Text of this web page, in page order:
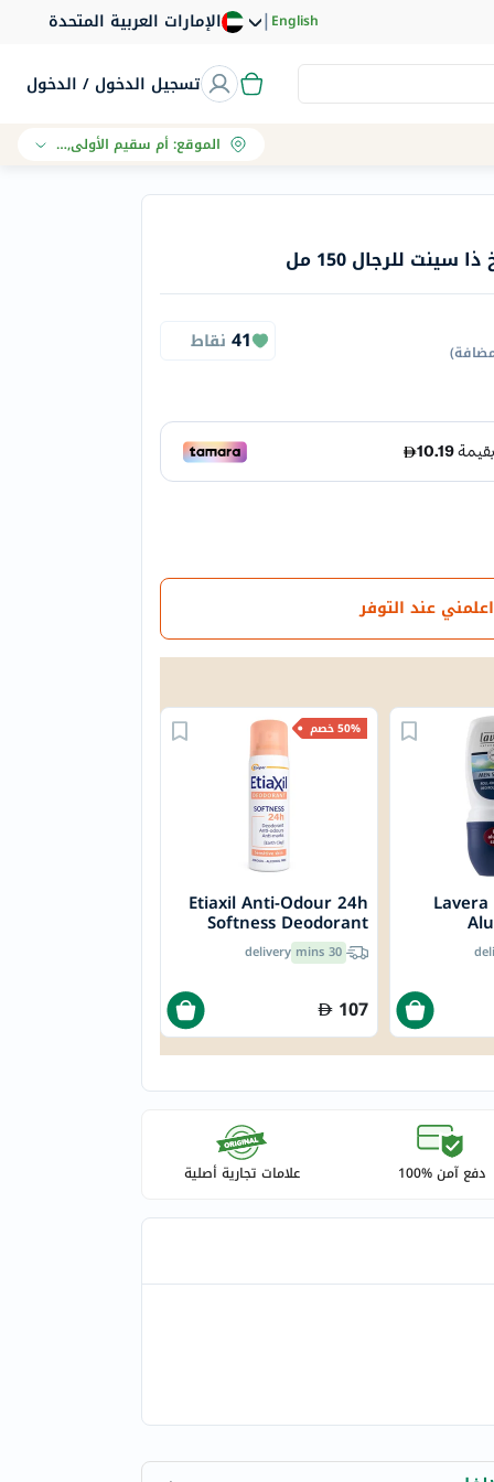
الإمارات العربية المتحدة |English
تسجيل الدخول / الدخول
الموقع:أم سقيم الأولى, دبي
للرجال 150 مل
)
41 نقاط
اعلمني عند التوفر
50% خصم
Etiaxil Anti-Odour 24h
Softness Deodorant
Spray 150ml
30 mins
delivery
107
دفع آمن %100 علامات تجارية أصلية